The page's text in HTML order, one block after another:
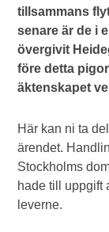
tillsammans
senare är de i
övergivit
före detta
äktenskapet
Här kan ni ta
ärendet.
Stockholms
hade till uppgift
leverne.